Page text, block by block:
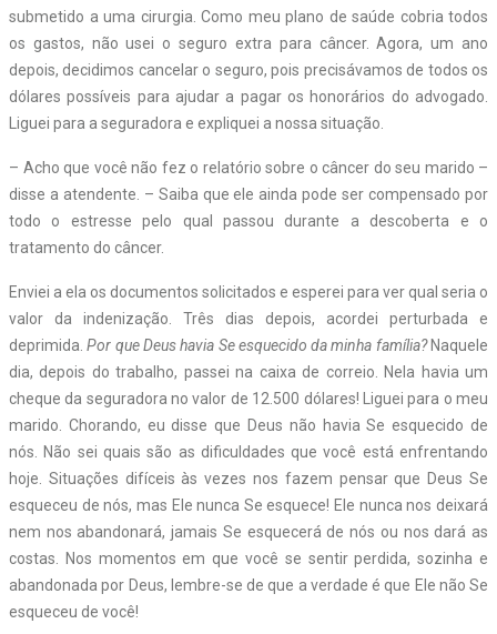
submetido a uma cirurgia. Como meu plano de saúde cobria todos
os gastos, não usei o seguro extra para câncer. Agora, um ano
depois, decidimos cancelar o seguro, pois precisávamos de todos os
dólares possíveis para ajudar a pagar os honorários do advogado.
Liguei para a seguradora e expliquei a nossa situação.
– Acho que você não fez o relatório sobre o câncer do seu marido –
disse a atendente. – Saiba que ele ainda pode ser compensado por
todo o estresse pelo qual passou durante a descoberta e o
tratamento do câncer.
Enviei a ela os documentos solicitados e esperei para ver qual seria o
valor da indenização. Três dias depois, acordei perturbada e
deprimida.Por que Deus havia Se esquecido da minha família?Naquele
dia, depois do trabalho, passei na caixa de correio. Nela havia um
cheque da seguradora no valor de 12.500 dólares! Liguei para o meu
marido. Chorando, eu disse que Deus não havia Se esquecido de
nós. Não sei quais são as dificuldades que você está enfrentando
hoje. Situações difíceis às vezes nos fazem pensar que Deus Se
esqueceu de nós, mas Ele nunca Se esquece! Ele nunca nos deixará
nem nos abandonará, jamais Se esquecerá de nós ou nos dará as
costas. Nos momentos em que você se sentir perdida, sozinha e
abandonada por Deus, lembre-se de que a verdade é que Ele não Se
esqueceu de você!